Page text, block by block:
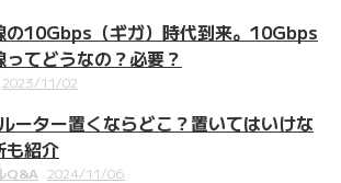
の10Gbps（ギガ）時代到来。10Gbps
ってどうなの？必要？
2023/11/02
ーター置くならどこ？置いてはいけな
も紹介
Q&A 2024/11/06